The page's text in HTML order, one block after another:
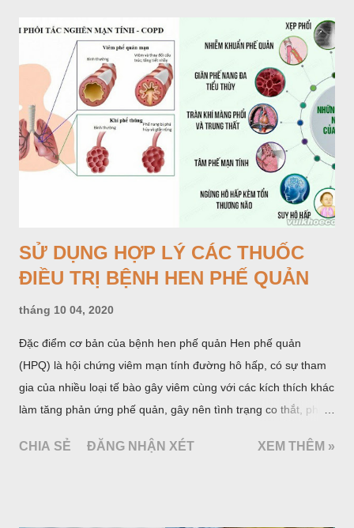
nghiệm cảm giác và cảm xúc khó chịu kết hợp với một tổn
thương của mô hiện tại hoặc sẽ xảy ra, hoặc được mô tả bằng
các ngôn từ về tổn thương đó”.
SỬ DỤNG HỢP LÝ CÁC THUỐC
ĐIỀU TRỊ BỆNH HEN PHẾ QUẢN
tháng 10 04, 2020
Đặc điểm cơ bản của bệnh hen phế quản Hen phế quản
(HPQ) là hội chứng viêm mạn tính đường hô hấp, có sự tham
gia của nhiều loại tế bào gây viêm cùng với các kích thích khác
làm tăng phản ứng phế quản, gây nên tình trạng co thắt, phù
lâm sàng của HPQ là cơn khó thở khò khè, chủ yếu là khó thở
CHIA SẺ ĐĂNG NHẬN XÉT XEM THÊM »